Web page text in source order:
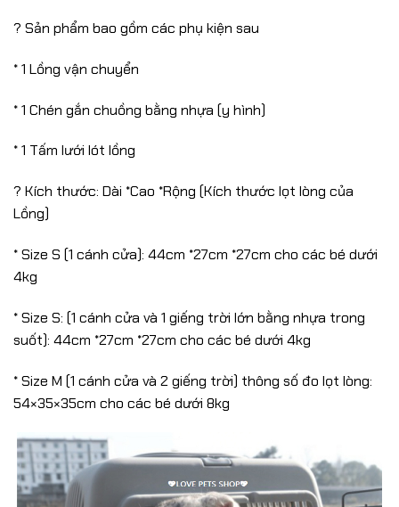
? Sản phẩm bao gồm các phụ kiện sau
* 1 Lồng vận chuyển
* 1 Chén gắn chuồng bằng nhựa (y hình)
* 1 Tấm lưới lót lồng
? Kích thước: Dài *Cao *Rộng (Kích thước lọt lòng của
Lồng)
* Size S (1 cánh cửa): 44cm *27cm *27cm cho các bé dưới
4kg
* Size S: (1 cánh cửa và 1 giếng trời lớn bằng nhựa trong
suốt): 44cm *27cm *27cm cho các bé dưới 4kg
* Size M (1 cánh cửa và 2 giếng trời) thông số đo lọt lòng:
54×35×35cm cho các bé dưới 8kg